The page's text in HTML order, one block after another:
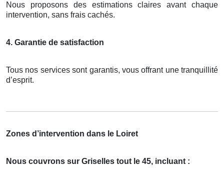
Nous proposons des estimations claires avant chaque
intervention, sans frais cachés.
4. Garantie de satisfaction
Tous nos services sont garantis, vous offrant une tranquillité
d’esprit.
Zones d’intervention dans le Loiret
Nous couvrons sur Griselles tout le 45, incluant :